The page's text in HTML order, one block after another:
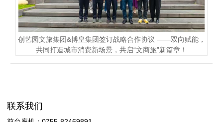
创艺园文旅集团&博皇集团签订战略合作协议 ——双向赋能，
共同打造城市消费新场景，共启“文商旅”新篇章！
联系我们